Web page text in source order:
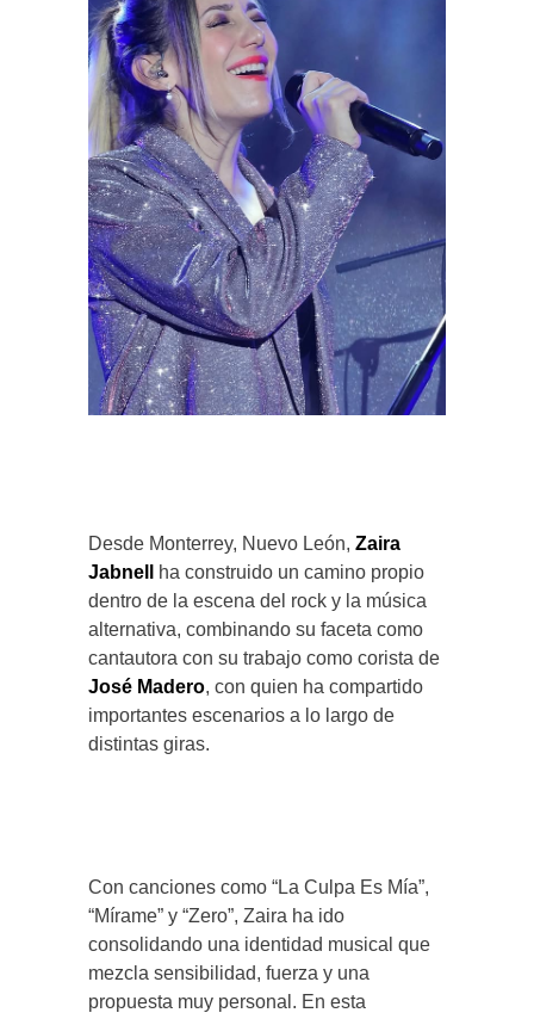
Desde Monterrey, Nuevo León, Zaira
Jabnell
ha construido un camino propio
dentro de la escena del rock y la música
alternativa, combinando su faceta como
cantautora con su trabajo como corista de
José Madero, con quien ha compartido
importantes escenarios a lo largo de
distintas giras.
Con canciones como “La Culpa Es Mía”,
“Mírame” y “Zero”, Zaira ha ido
consolidando una identidad musical que
mezcla sensibilidad, fuerza y una
propuesta muy personal. En esta